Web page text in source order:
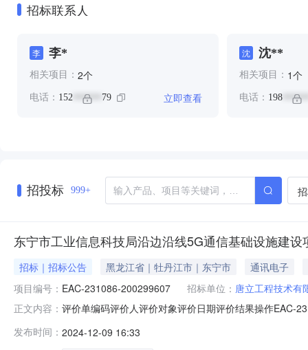
招标联系人
李 李*
相关项目： 2个
电话： 152 ****** 79 立即查看
沈 沈**
相关项目： 1个
电话： 198
招投标 999+
东宁市工业信息科技局沿边沿线5G通信基础设施建设
招标｜招标公告 黑龙江省｜牡丹江市｜东宁市
通讯电子
项目编号： EAC-231086-200299607 招标单位： 唐立工程技术有
正文内容： 评价单编码评价人评价对象评价日期评价结果操作EAC-
唐立工程技术有限公司2023-11-23好评（6分）ESC-
发布时间： 2024-12-09 16:33